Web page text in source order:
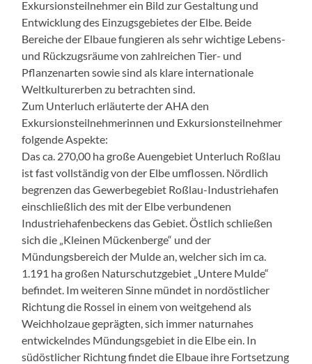
Exkursionsteilnehmer ein Bild zur Gestaltung und
Entwicklung des Einzugsgebietes der Elbe. Beide
Bereiche der Elbaue fungieren als sehr wichtige Lebens-
und Rückzugsräume von zahlreichen Tier- und
Pflanzenarten sowie sind als klare internationale
Weltkulturerben zu betrachten sind.
Zum Unterluch erläuterte der AHA den
Exkursionsteilnehmerinnen und Exkursionsteilnehmer
folgende Aspekte:
Das ca. 270,00 ha große Auengebiet Unterluch Roßlau
ist fast vollständig von der Elbe umflossen. Nördlich
begrenzen das Gewerbegebiet Roßlau-Industriehafen
einschließlich des mit der Elbe verbundenen
Industriehafenbeckens das Gebiet. Östlich schließen
sich die „Kleinen Mückenberge“ und der
Mündungsbereich der Mulde an, welcher sich im ca.
1.191 ha großen Naturschutzgebiet „Untere Mulde“
befindet. Im weiteren Sinne mündet in nordöstlicher
Richtung die Rossel in einem von weitgehend als
Weichholzaue geprägten, sich immer naturnahes
entwickelndes Mündungsgebiet in die Elbe ein. In
südöstlicher Richtung findet die Elbaue ihre Fortsetzung